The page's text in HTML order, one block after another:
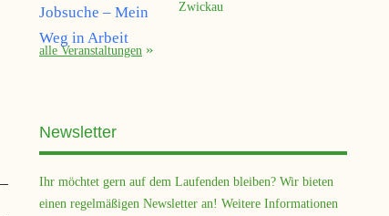
Zwickau
alle Veranstaltungen
Newsletter
Ihr möchtet gern auf dem Laufenden bleiben? Wir bieten
einen regelmäßigen Newsletter an! Weitere Informationen